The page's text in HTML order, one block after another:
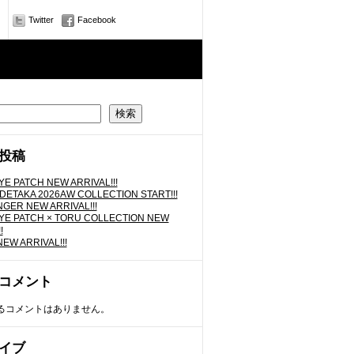
Twitter Facebook
検索
稿
PATCH NEW ARRIVAL!!!
2026AW COLLECTION START!!!
NEW ARRIVAL!!!
PATCH × TORU COLLECTION NEW
ARRIVAL!!!
メント
コメントはありません。
ブ